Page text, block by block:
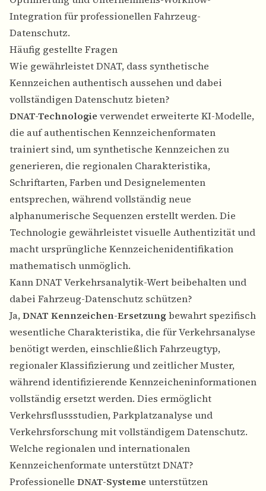
Integration für professionellen Fahrzeug-
Datenschutz.
Häufig gestellte Fragen
Wie gewährleistet DNAT, dass synthetische
Kennzeichen authentisch aussehen und dabei
vollständigen Datenschutz bieten?
DNAT-Technologie verwendet erweiterte KI-Modelle,
die auf authentischen Kennzeichenformaten
trainiert sind, um synthetische Kennzeichen zu
generieren, die regionalen Charakteristika,
Schriftarten, Farben und Designelementen
entsprechen, während vollständig neue
alphanumerische Sequenzen erstellt werden. Die
Technologie gewährleistet visuelle Authentizität und
macht ursprüngliche Kennzeichenidentifikation
mathematisch unmöglich.
Kann DNAT Verkehrsanalytik-Wert beibehalten und
dabei Fahrzeug-Datenschutz schützen?
Ja,DNAT Kennzeichen-Ersetzungbewahrt spezifisch
wesentliche Charakteristika, die für Verkehrsanalyse
benötigt werden, einschließlich Fahrzeugtyp,
regionaler Klassifizierung und zeitlicher Muster,
während identifizierende Kennzeicheninformationen
vollständig ersetzt werden. Dies ermöglicht
Verkehrsflussstudien, Parkplatzanalyse und
Verkehrsforschung mit vollständigem Datenschutz.
Welche regionalen und internationalen
Kennzeichenformate unterstützt DNAT?
Professionelle DNAT-Systeme unterstützen